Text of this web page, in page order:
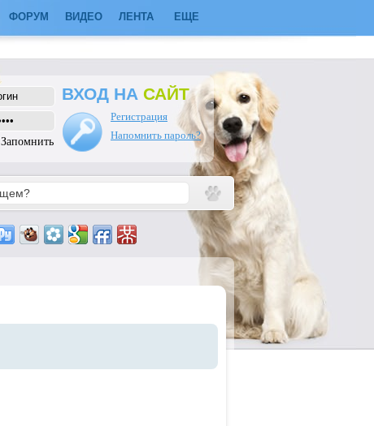
ФОРУМ ВИДЕО ЛЕНТА ЕЩЕ
Запомнить
ВХОД НА САЙТ
Регистрация
Напомнить пароль?